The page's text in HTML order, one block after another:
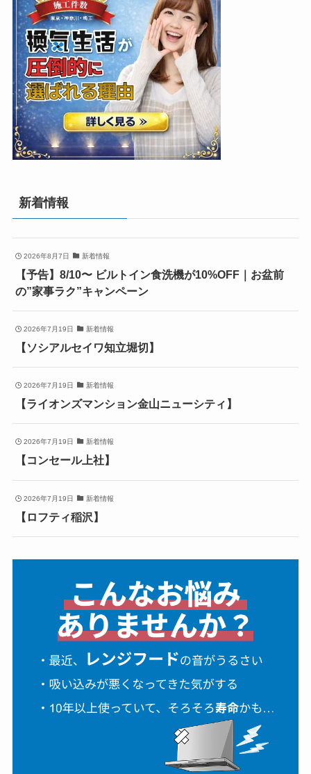
新着情報
2026年8月7日 新着情報
【予告】8/10〜 ビルトイン食洗機が10%OFF｜お盆前
の”家事ラク”キャンペーン
2026年7月19日 新着情報
【ソシアルセイワ知立堀切】
2026年7月19日 新着情報
【ライオンズマンション金山ニューシティ】
2026年7月19日 新着情報
【コンセール上社】
2026年7月19日 新着情報
【ロフティ稲沢】